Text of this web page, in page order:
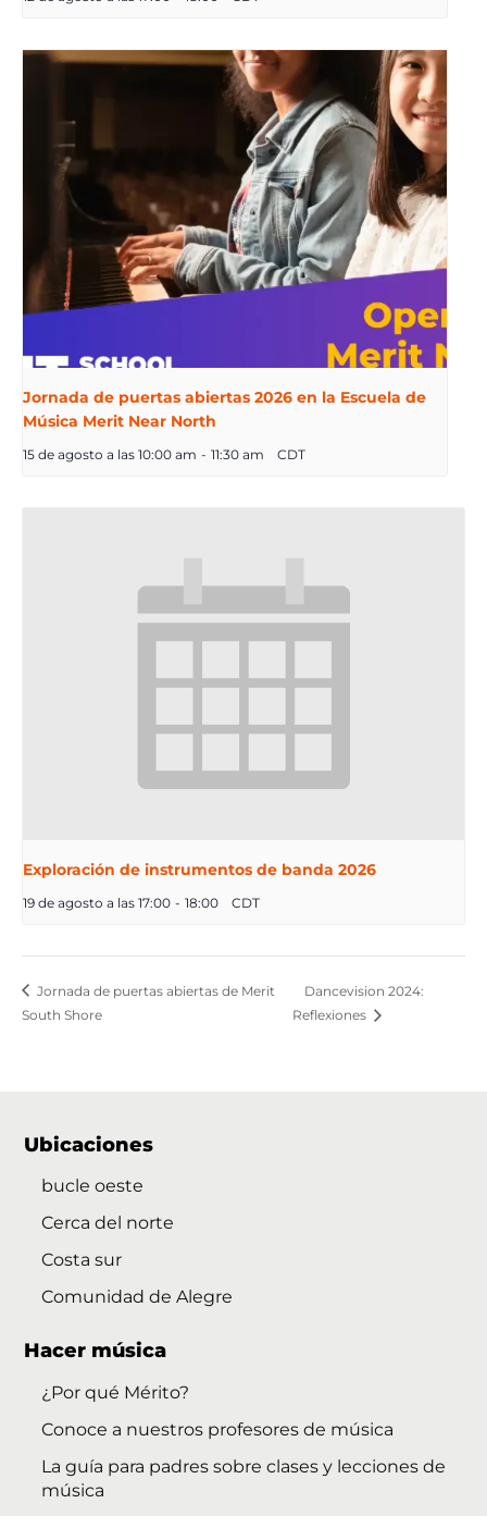
Jornada de puertas abiertas 2026 en la Escuela de
Música Merit Near North
15 de agosto a las 10:00 am - 11:30 am CDT
Exploración de instrumentos de banda 2026
19 de agosto a las 17:00 - 18:00 CDT
Jornada de puertas abiertas de Merit
South Shore
Dancevision 2024:
Reflexiones
Ubicaciones
bucle oeste
Cerca del norte
Costa sur
Comunidad de Alegre
Hacer música
¿Por qué Mérito?
Conoce a nuestros profesores de música
La guía para padres sobre clases y lecciones de
música